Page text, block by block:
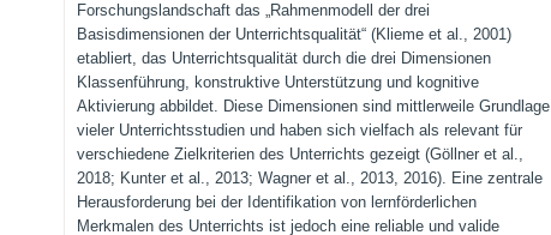
Forschungslandschaft das „Rahmenmodell der drei
Basisdimensionen der Unterrichtsqualität“ (Klieme et al., 2001)
etabliert, das Unterrichtsqualität durch die drei Dimensionen
Klassenführung, konstruktive Unterstützung und kognitive
Aktivierung abbildet. Diese Dimensionen sind mittlerweile Grundlage
vieler Unterrichtsstudien und haben sich vielfach als relevant für
verschiedene Zielkriterien des Unterrichts gezeigt (Göllner et al.,
2018; Kunter et al., 2013; Wagner et al., 2013, 2016). Eine zentrale
Herausforderung bei der Identifikation von lernförderlichen
Merkmalen des Unterrichts ist jedoch eine reliable und valide